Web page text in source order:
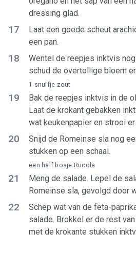
dressing glad.
17
Laat een goede scheut
een pan.
18
Wentel de reepjes inktvis
schud de overtollige bloem
19
Bak de reepjes inktvis in de
Laat de krokant gebakken
wat keukenpapier en strooi
1 snuifje zout
20
Snijd de Romeinse sla nog
stukken op een schaal.
21
Meng de salade. Lepel de
Romeinse sla, gevolgd door
een half bosje Rucola
22
Schep wat van de feta-
salade. Brokkel er de rest
met de krokante stukken